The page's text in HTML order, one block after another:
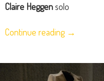
Claire Heggensolo
Continue reading →